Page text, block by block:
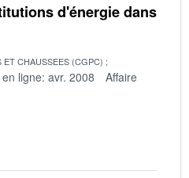
d'énergie dans
CHAUSSEES (CGPC)
ligne: avr. 2008
Affaire